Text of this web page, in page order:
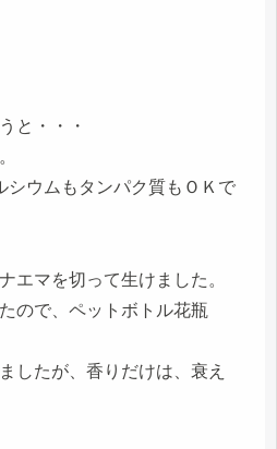
と・・・
シウムもタンパク質もＯＫで
エマを切って生けました。
ので、ペットボトル花瓶
したが、香りだけは、衰え